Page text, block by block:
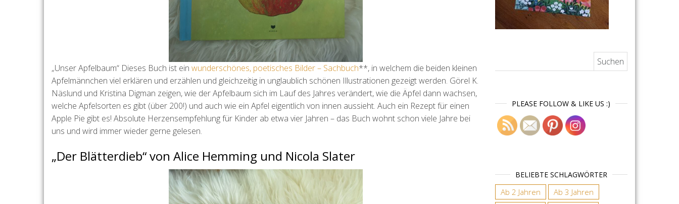
„Unser Apfelbaum“ Dieses Buch ist ein wunderschönes, poetisches Bilder – Sachbuch**, in welchem die beiden kleinen
Apfelmännchen viel erklären und erzählen und gleichzeitig in unglaublich schönen Illustrationen gezeigt werden. Görel K.
Näslund und Kristina Digman zeigen, wie der Apfelbaum sich im Lauf des Jahres verändert, wie die Äpfel dann wachsen,
welche Apfelsorten es gibt (über 200!) und auch wie ein Apfel eigentlich von innen aussieht. Auch ein Rezept für einen
Apple Pie gibt es! Absolute Herzensempfehlung für Kinder ab etwa vier Jahren – das Buch wohnt schon viele Jahre bei
uns und wird immer wieder gerne gelesen.
„Der Blätterdieb“ von Alice Hemming und Nicola Slater
PLEASE FOLLOW & LIKE US :)
BELIEBTE SCHLAGWÖRTER
Ab 2 Jahren
Ab 3 Jahren